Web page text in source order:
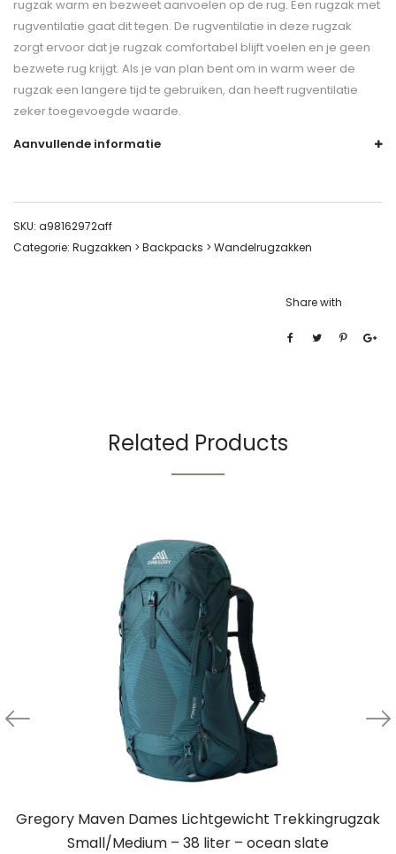
rugzak warm en bezweet aanvoelen op de rug. Een rugzak met
rugventilatie gaat dit tegen. De rugventilatie in deze rugzak
zorgt ervoor dat je rugzak comfortabel blijft voelen en je geen
bezwete rug krijgt. Als je van plan bent om in warm weer de
rugzak een langere tijd te gebruiken, dan heeft rugventilatie
zeker toegevoegde waarde.
Aanvullende informatie
SKU: a98162972aff
Categorie: Rugzakken > Backpacks > Wandelrugzakken
Share with
Related Products
Gregory Maven Dames Lichtgewicht Trekkingrugzak
Small/Medium – 38 liter – ocean slate